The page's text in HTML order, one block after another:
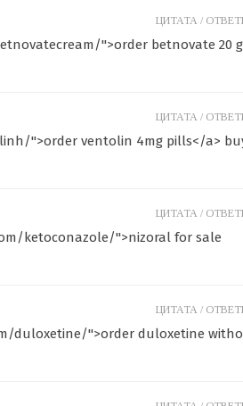
">order betnovate 20
ЦИТАТА /
">order ventolin 4mg pills</a>
ЦИТАТА /
ketoconazole/">nizoral for sale
ЦИТАТА /
duloxetine/">order duloxetine
ЦИТАТА /